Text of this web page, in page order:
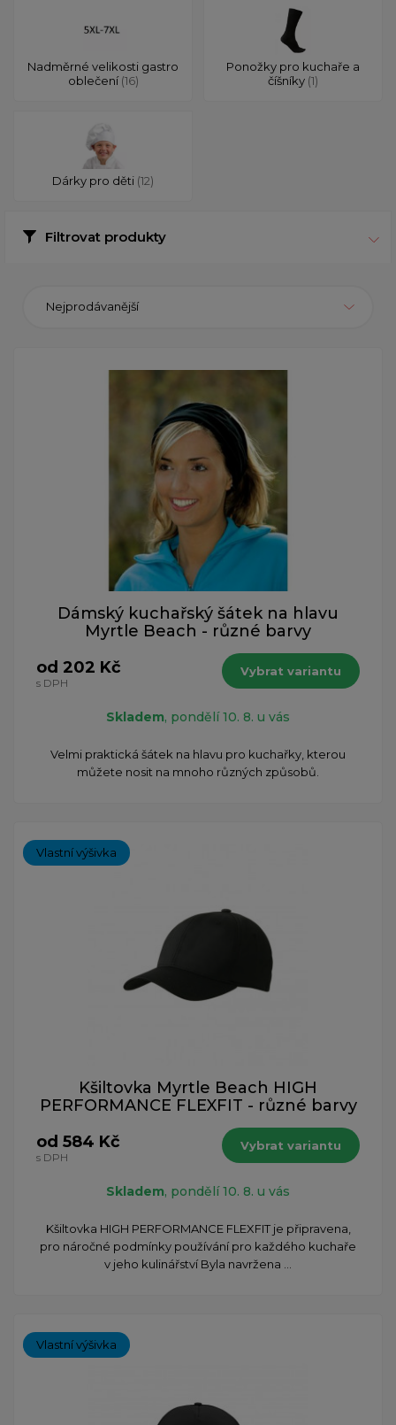
Nadměrné velikosti gastro
oblečení(16)
Ponožky pro kuchaře a
číšníky (1)
Dárky pro děti (12)
Filtrovat produkty
Nejprodávanější
Dámský kuchařský šátek na hlavu
Myrtle Beach - různé barvy
od 202 Kč
s DPH
Vybrat variantu
Skladem, pondělí 10. 8. u vás
Velmi praktická šátek na hlavu pro kuchařky, kterou
můžete nosit na mnoho různých způsobů.
Vlastní výšivka
Kšiltovka Myrtle Beach HIGH
PERFORMANCE FLEXFIT - různé barvy
od 584 Kč
s DPH
Vybrat variantu
Skladem, pondělí 10. 8. u vás
​Kšiltovka HIGH PERFORMANCE FLEXFIT je připravena,
pro náročné podmínky používání pro každého kuchaře
v jeho kulinářství Byla navržena ...
Vlastní výšivka